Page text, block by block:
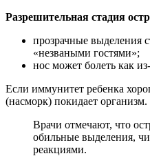
Разрешительная стадия
прозрачные выделения
«незваными гостями»;
нос может болеть как
Если иммунитет ребенка
(насморк) покидает
Врачи отмечают, что
обильные выделения,
реакциями.